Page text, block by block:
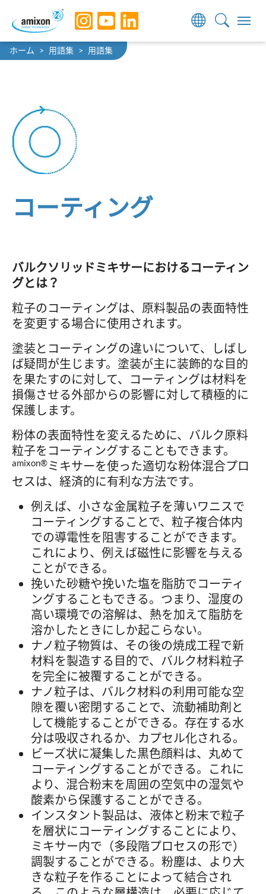
Skip to main navigation
Skip to main content
Skip to page footer
You are here:
ホーム 用語集 用語集
コーティング
バルクソリッドミキサーにおけるコーティン
グとは？
粒子のコーティングは、原料製品の表面特性
を変更する場合に使用されます。
塗装とコーティングの違いについて、しばし
ば疑問が生じます。塗装が主に装飾的な目的
を果たすのに対して、コーティングは材料を
損傷させる外部からの影響に対して積極的に
保護します。
粉体の表面特性を変えるために、バルク原料
粒子をコーティングすることもできます。
amixon®ミキサーを使った適切な粉体混合プロ
セスは、経済的に有利な方法です。
例えば、小さな金属粒子を薄いワニスで
コーティングすることで、粒子複合体内
での導電性を阻害することができます。
これにより、例えば磁性に影響を与える
ことができる。
挽いた砂糖や挽いた塩を脂肪でコーティ
ングすることもできる。つまり、湿度の
高い環境での溶解は、熱を加えて脂肪を
溶かしたときにしか起こらない。
ナノ粒子物質は、その後の焼成工程で新
材料を製造する目的で、バルク材料粒子
を完全に被覆することができる。
ナノ粒子は、バルク材料の利用可能な空
隙を覆い密閉することで、流動補助剤と
して機能することができる。存在する水
分は吸収されるか、カプセル化される。
ビーズ状に凝集した黒色顔料は、丸めて
コーティングすることができる。これに
より、混合粉末を周囲の空気中の湿気や
酸素から保護することができる。
インスタント製品は、液体と粉末で粒子
を層状にコーティングすることにより、
ミキサー内で（多段階プロセスの形で）
調製することができる。粉塵は、より大
きな粒子を作ることによって結合され